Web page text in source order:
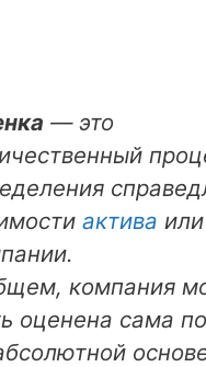
— это
актива или
компания
оценена сама